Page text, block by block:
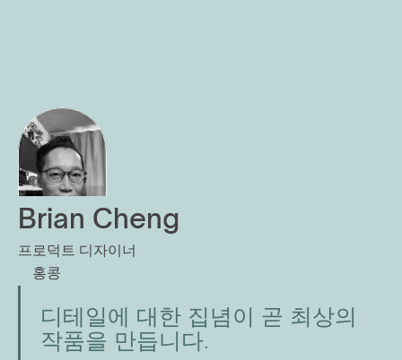
Brian Cheng
프로덕트 디자이너
홍콩
디테일에 대한 집념이 곧 최상의
작품을 만듭니다.